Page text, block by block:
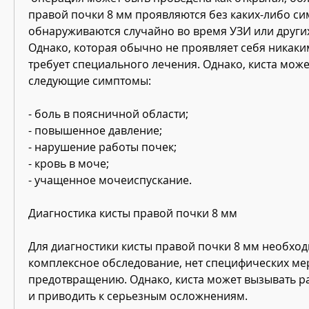
правой почки 8 мм проявляются без каких-либо
обнаруживаются случайно во время УЗИ или
Однако, которая обычно не проявляет себя
требует специального лечения. Однако, киста
следующие симптомы:
- боль в поясничной области;
- повышенное давление;
- нарушение работы почек;
- кровь в моче;
- учащенное мочеиспускание.
Диагностика кисты правой почки 8 мм
Для диагностики кисты правой почки 8 мм
комплексное обследование, нет специфических
предотвращению. Однако, киста может вызывать
и приводить к серьезным осложнениям.